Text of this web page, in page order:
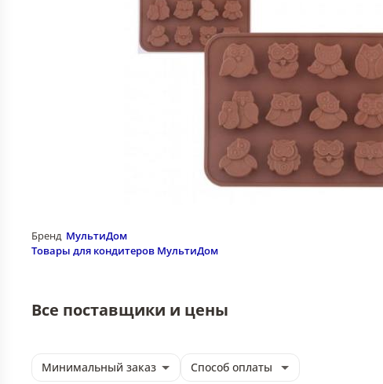
Бренд МультиДом
Товары для кондитеров МультиДом
Все поставщики и цены
Минимальный заказ Способ оплаты